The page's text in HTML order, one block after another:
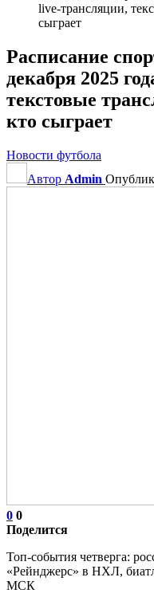
live-трансляции,
сыграет
Расписание
декабря 2025
текстовые
кто сыграет
Новости футбола
Автор Admin
0 0
Поделится
Топ-события четверга:
«Рейнджерс» в НХЛ,
МСК